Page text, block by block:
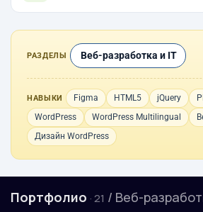
РАЗДЕЛЫ Веб-разработка и IT
НАВЫКИ Figma HTML5 jQuery
WordPress
WordPress Multilingual
Дизайн WordPress
Портфолио · 21 / Веб-